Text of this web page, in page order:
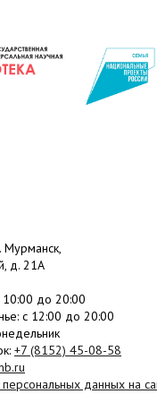
Мурманск,
д. 21А
10:00 до 20:00
: c 12:00 до 20:00
+7 (8152) 45-08-58
персональных данных на